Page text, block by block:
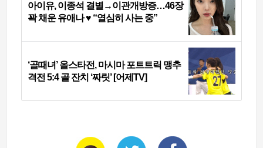
아이유, 이종석 결별→이관개방증…46장
꽉 채운 유애나 ♥ “열심히 사는 중”
‘골때녀’ 올스타전, 마시마 포트트릭 맹추
격전 5:4 골 잔치 ‘짜릿’ [어제TV]